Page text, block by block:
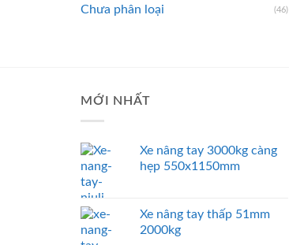
Chưa phân loại (46)
MỚI NHẤT
Xe nâng tay 3000kg càng
hẹp 550x1150mm
Xe nâng tay thấp 51mm
2000kg